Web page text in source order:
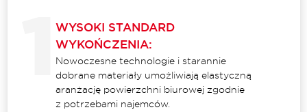
WYSOKI STANDARD
WYKOŃCZENIA:
Nowoczesne technologie i starannie
dobrane materiały umożliwiają elastyczną
aranżację powierzchni biurowej zgodnie
z potrzebami najemców.